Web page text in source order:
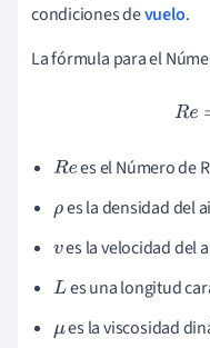
condiciones devuelo.
La fórmula para el
R
Re es el Número de
ρes la densidad del
ves la velocidad del
Les una longitud
μes la viscosidad